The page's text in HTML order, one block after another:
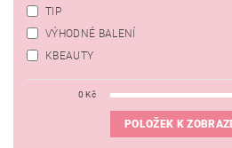
TIP
VÝHODNÉ BALENÍ
KBEAUTY
0 Kč
POLOŽEK K